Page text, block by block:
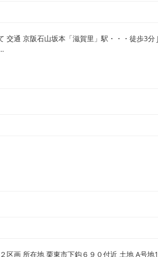
交通 京阪石山坂本「滋賀里」駅・・・徒歩3
区画 所在地 栗東市下鈎６９０付近 土地 A号